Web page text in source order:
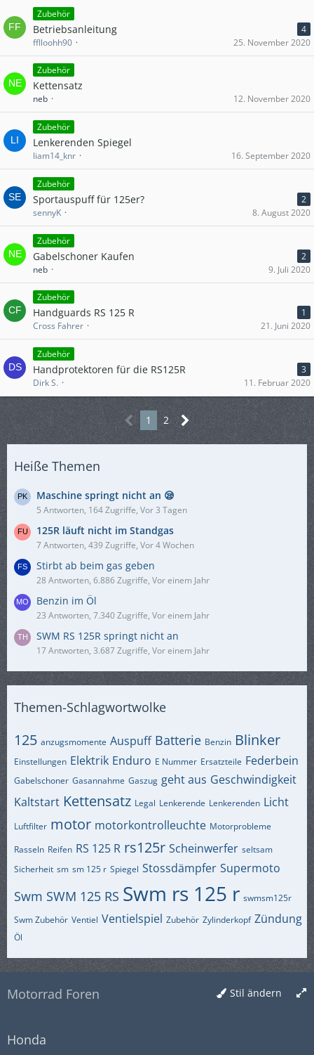
Zubehör
Betriebsanleitung
4
fflloohh90
25. November 2020
Zubehör
Kettensatz
neb 12. November 2020
Zubehör
Lenkerenden Spiegel
liam14_knr 16. September 2020
Zubehör
Sportauspuff für 125er?
2
sennyK
8. August 2020
Zubehör
Gabelschoner Kaufen
2
neb
9. Juli 2020
Zubehör
Handguards RS 125 R
1
Cross Fahrer
21. Juni 2020
Zubehör
Handprotektoren für die RS125R
3
Dirk S.
11. Februar 2020
1 2
Heiße Themen
Maschine springt nicht an 😪
5 Antworten, 164 Zugriffe, Vor 3 Tagen
125R läuft nicht im Standgas
7 Antworten, 439 Zugriffe, Vor 4 Wochen
Stirbt ab beim gas geben
28 Antworten, 6.886 Zugriffe, Vor einem Jahr
Benzin im Öl
23 Antworten, 7.340 Zugriffe, Vor einem Jahr
SWM RS 125R springt nicht an
17 Antworten, 3.687 Zugriffe, Vor einem Jahr
Themen-Schlagwortwolke
125 anzugsmomente Auspuff Batterie Benzin Blinker
Einstellungen Elektrik Enduro E Nummer Ersatzteile Federbein
Gabelschoner Gasannahme Gaszug geht aus Geschwindigkeit
Kaltstart Kettensatz Legal Lenkerende Lenkerenden Licht
Luftfilter motor motorkontrolleuchte Motorprobleme
Rasseln Reifen RS 125 R rs125r Scheinwerfer seltsam
Sicherheit sm sm 125 r Spiegel Stossdämpfer Supermoto
Swm SWM 125 RS Swm rs 125 r swmsm125r
Swm Zubehör Ventiel Ventielspiel Zubehör Zylinderkopf Zündung
Öl
Stil ändern
Motorrad Foren
Honda